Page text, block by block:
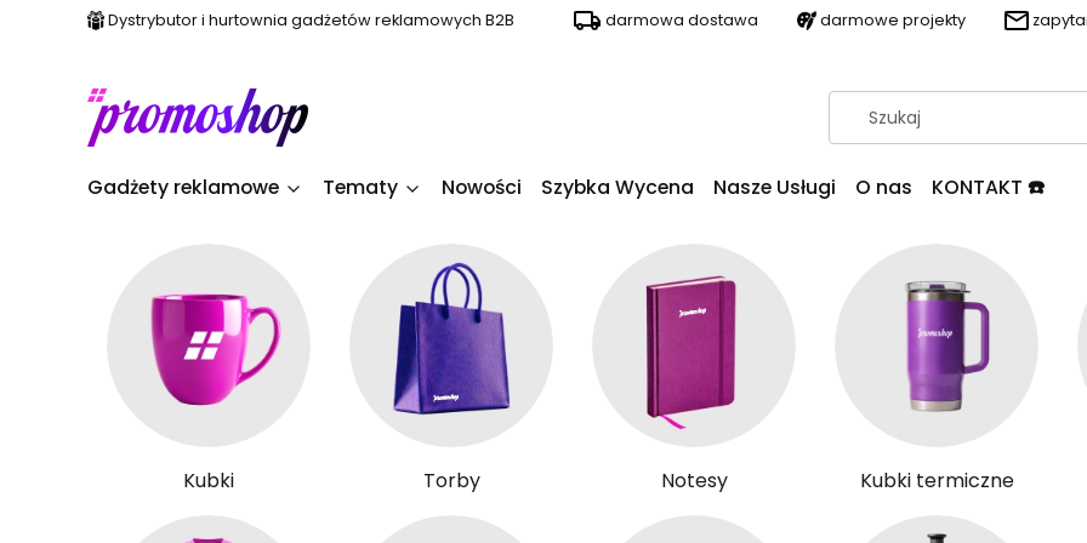
Dystrybutor i hurtownia gadżetów reklamowych B2B darmowa dostawa darmowe projekty
Gadżety reklamowe Tematy Nowości Szybka Wycena Nasze Usługi O nas KONTAKT ☎️
Kubki Torby Notesy Kubki termiczne